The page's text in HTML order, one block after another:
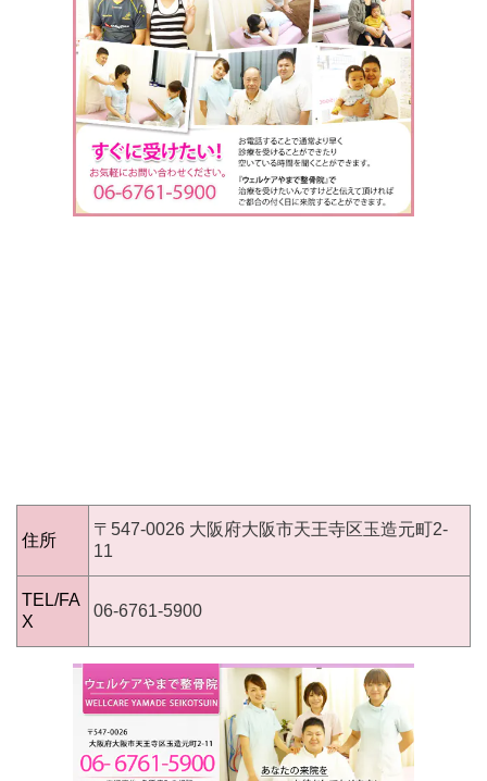
住所
〒547-0026 大阪府大阪市天王寺区玉造元町2-
11
TEL/FA
X
06-6761-5900